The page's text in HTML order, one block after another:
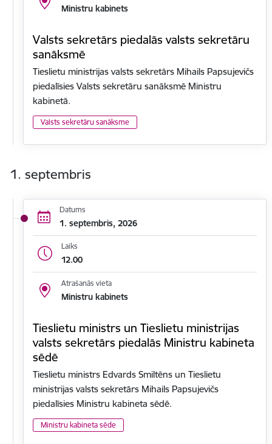
Ministru kabinets
Valsts sekretārs piedalās valsts sekretāru
sanāksmē
Tieslietu ministrijas valsts sekretārs Mihails Papsujevičs
piedalīsies Valsts sekretāru sanāksmē Ministru
kabinetā.
Valsts sekretāru sanāksme
1. septembris
Datums
1. septembris, 2026
Laiks
12.00
Atrašanās vieta
Ministru kabinets
Tieslietu ministrs un Tieslietu ministrijas
valsts sekretārs piedalās Ministru kabineta
sēdē
Tieslietu ministrs Edvards Smiltēns un Tieslietu
ministrijas valsts sekretārs Mihails Papsujevičs
piedalīsies Ministru kabineta sēdē.
Ministru kabineta sēde